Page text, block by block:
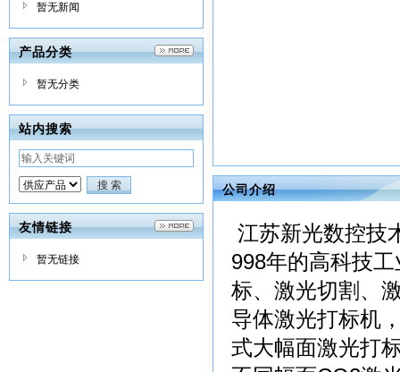
暂无新闻
产品分类
暂无分类
站内搜索
友情链接
暂无链接
公司介绍
江苏新光数控技
998年的高科技
标、激光切割、
导体激光打标机
式大幅面激光打